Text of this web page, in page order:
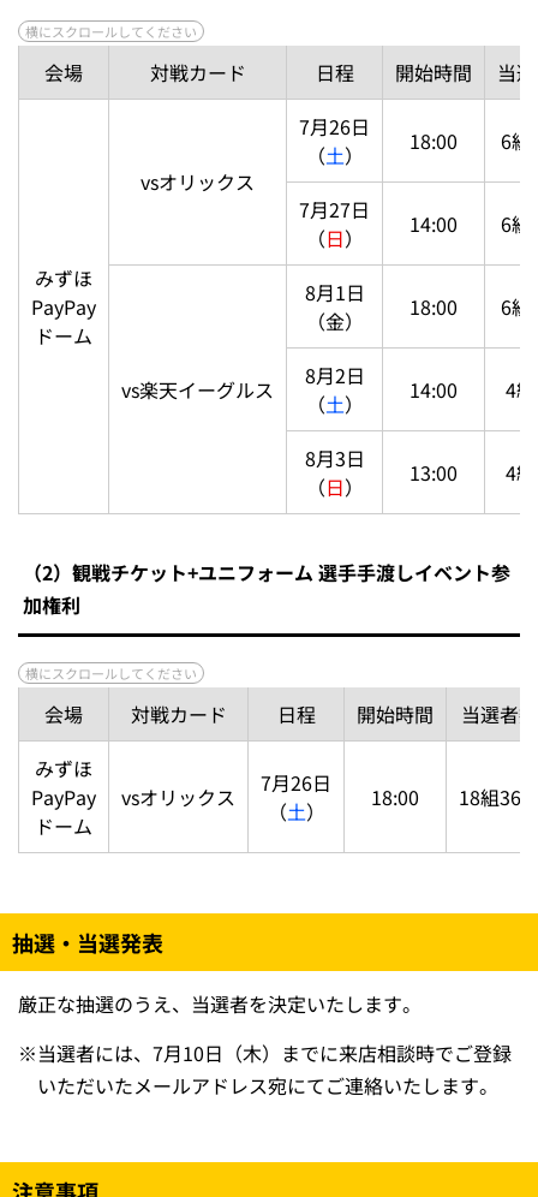
会場 対戦カード 日程 開始時間 当
みずほ
PayPay
ドーム
vsオリックス
7月26日
（土） 18:00 6組
7月27日
（日） 14:00 6組
vs楽天イーグルス
8月1日
（金）
18:00 6組
8月2日
（土） 14:00 4
8月3日
（日） 13:00 4
（2）観戦チケット+ユニフォーム 選手手渡しイベント参
加権利
会場 対戦カード 日程 開始時間
当選者数
みずほ
PayPay
ドーム
vsオリックス
7月26日
（土） 18:00 18組36
抽選・当選発表
厳正な抽選のうえ、当選者を決定いたします。
※当選者には、7月10日（木）までに来店相談時でご登録
いただいたメールアドレス宛にてご連絡いたします。
注意事項